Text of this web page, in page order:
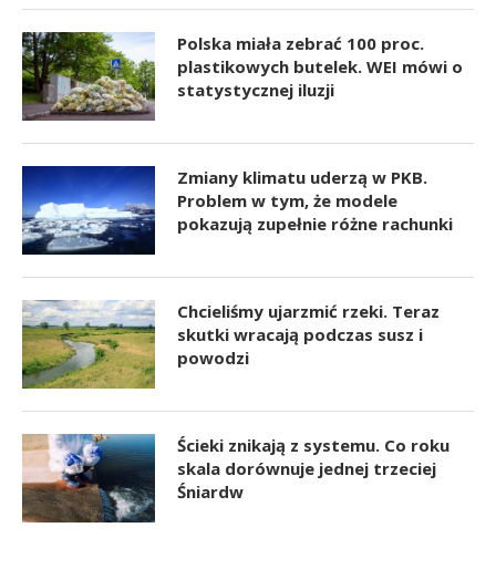
Polska miała zebrać 100 proc.
plastikowych butelek. WEI mówi o
statystycznej iluzji
Zmiany klimatu uderzą w PKB.
Problem w tym, że modele
pokazują zupełnie różne rachunki
Chcieliśmy ujarzmić rzeki. Teraz
skutki wracają podczas susz i
powodzi
Ścieki znikają z systemu. Co roku
skala dorównuje jednej trzeciej
Śniardw